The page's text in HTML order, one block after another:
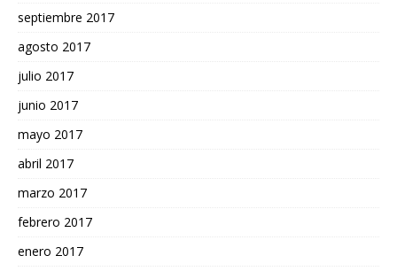
septiembre 2017
agosto 2017
julio 2017
junio 2017
mayo 2017
abril 2017
marzo 2017
febrero 2017
enero 2017